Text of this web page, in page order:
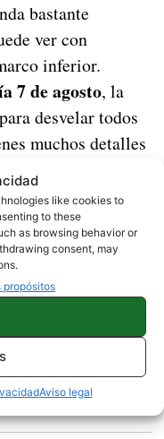
like cookies to
to these
as browsing behavior or
consent, may
propósitos
Aviso legal
bastante
ver con
inferior.
7 de agosto, la
desvelar todos
muchos detalles
tanto del diseño
lo que puedes
por llegar.